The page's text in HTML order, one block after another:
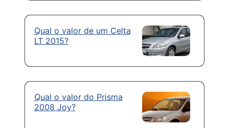
Qual o valor de um Celta
LT 2015?
Qual o valor do Prisma
2008 Joy?